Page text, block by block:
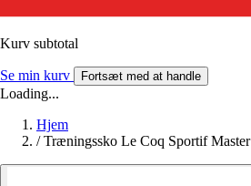
Kurv subtotal
Se min kurv Fortsæt med at handle
Loading...
Hjem
/ Træningssko Le Coq Sportif Master